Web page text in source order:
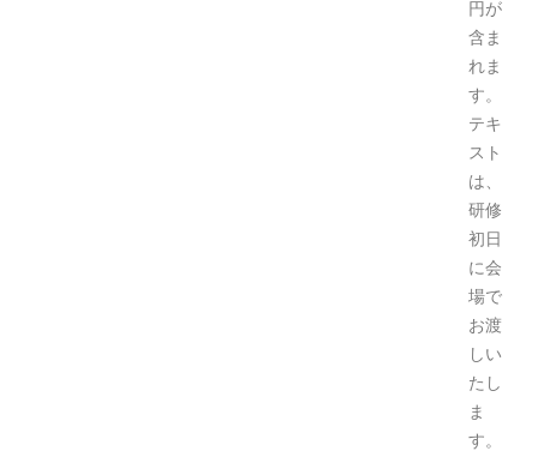
円が
含ま
れま
す。
テキ
スト
は、
研修
初日
に会
場で
お渡
しい
たし
ま
す。